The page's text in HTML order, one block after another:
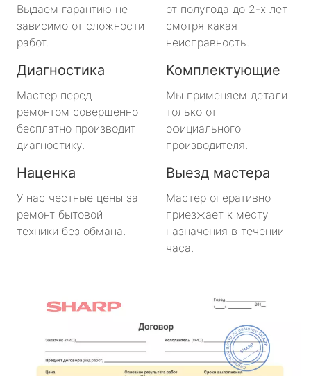
Выдаем гарантию не
зависимо от сложности
работ.
от полугода до 2-х лет
смотря какая
неисправность.
Диагностика
Мастер перед
ремонтом совершенно
бесплатно производит
диагностику.
Комплектующие
Мы применяем детали
только от
официального
производителя.
Наценка
У нас честные цены за
ремонт бытовой
техники без обмана.
Выезд мастера
Мастер оперативно
приезжает к месту
назначения в течении
часа.